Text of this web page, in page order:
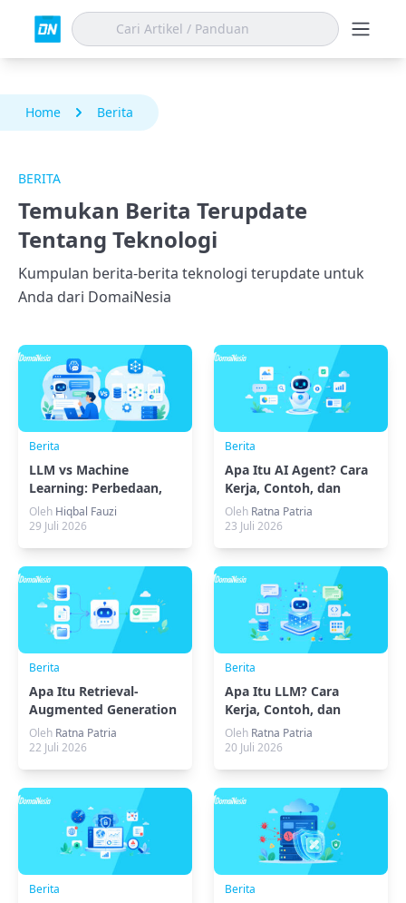
Home Berita
BERITA
Temukan Berita Terupdate
Tentang Teknologi
Kumpulan berita-berita teknologi terupdate untuk
Anda dari DomaiNesia
Berita
LLM vs Machine
Learning: Perbedaan,
Contoh, dan Kapan
Digunakan
Oleh Hiqbal Fauzi
29 Juli 2026
Berita
Apa Itu AI Agent? Cara
Kerja, Contoh, dan
Manfaatnya
Oleh Ratna Patria
23 Juli 2026
Berita
Apa Itu Retrieval-
Augmented Generation
(RAG)? Cara Kerja,
Manfaat, dan
Oleh Ratna Patria
22 Juli 2026
Berita
Apa Itu LLM? Cara
Kerja, Contoh, dan
Kebutuhan Servernya
Oleh Ratna Patria
20 Juli 2026
Berita Berita